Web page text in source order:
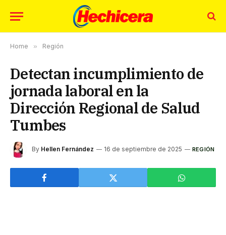
Home » Región
Detectan incumplimiento de
jornada laboral en la
Dirección Regional de Salud
Tumbes
By Hellen Fernández 16 de septiembre de 2025 REGIÓN